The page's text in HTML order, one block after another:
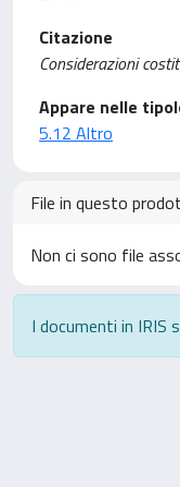
Citazione
Considerazioni
Appare nelle
5.12 Altro
File in questo
Non ci sono file
I documenti in